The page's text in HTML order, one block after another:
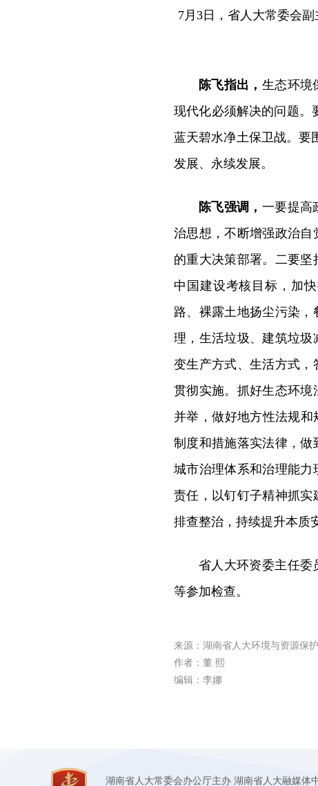
7月3日，省人大常委会
陈飞指出， 生态环境
现代化必须解决的问题。
蓝天碧水净土保卫战。要
发展、永续发展。
陈飞强调， 一要提高
治思想，不断增强政治
的重大决策部署。二要
中国建设考核目标，加
路、裸露土地扬尘污染
理，生活垃圾、建筑垃
变生产方式、生活方式
贯彻实施。抓好生态环
并举，做好地方性法规
制度和措施落实法律，
城市治理体系和治理能
责任，以钉钉子精神抓
排查整治，持续提升本质
省人大环资委主任委
等参加检查。
来源：湖南省人大环境与资源保
作者：董 熙
编辑：李娜
湖南省人大常委会办公厅主办 湖南省人大融媒体